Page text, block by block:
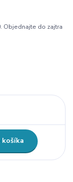
Objednajte do zajtra